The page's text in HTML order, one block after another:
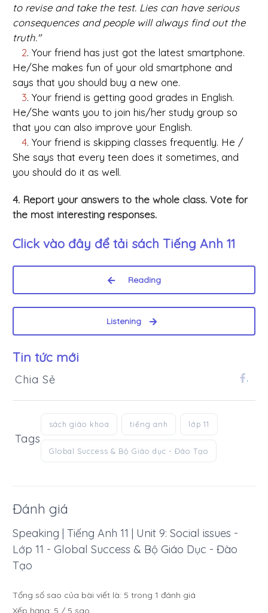
to revise and take the test. Lies can have serious
consequences and people will always find out the
truth."
2. Your friend has just got the latest smartphone.
He/She makes fun of your old smartphone and
says that you should buy a new one.
3. Your friend is getting good grades in English.
He/She wants you to join his/her study group so
that you can also improve your English.
4. Your friend is skipping classes frequently. He /
She says that every teen does it sometimes, and
you should do it as well.
4. Report your answers to the whole class. Vote for
the most interesting responses.
Click vào đây để tải sách Tiếng Anh 11
Reading
Listening
Tin tức mới
Chia Sẻ .
Tags
sách giáo khoa tiếng anh lớp 11
Global Success & Bộ Giáo dục - Đào Tạo
Đánh giá
Speaking | Tiếng Anh 11 | Unit 9: Social issues -
Lớp 11 - Global Success & Bộ Giáo Dục - Đào
Tạo
Tổng số sao của bài viết là: 5 trong 1 đánh giá
Xếp hạng: 5 / 5 sao